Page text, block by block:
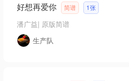
好想再爱你 简谱 1张
潘广益| 原版简谱
生产队